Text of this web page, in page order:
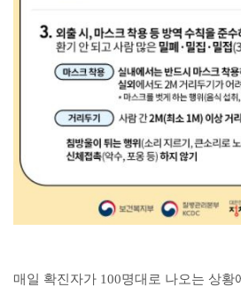
매일 확진자가 100명대로 나오는 상황